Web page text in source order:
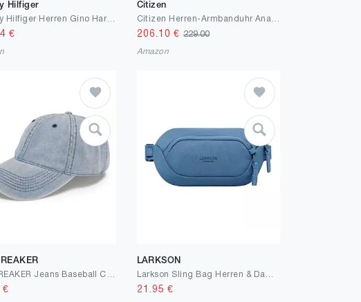
Hilfiger
Tommy Hilfiger Herren Gino Harbor Point Duffle Seesack
€
Citizen
206.10 € 229.00
Amazon
€
LARKSON
21.95 €